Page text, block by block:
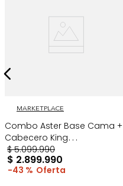
MARKETPLACE
Combo Aster Base Cama +
Cabecero King
Taupe/Madera
$ 5.099.990
$ 2.899.990
43 %